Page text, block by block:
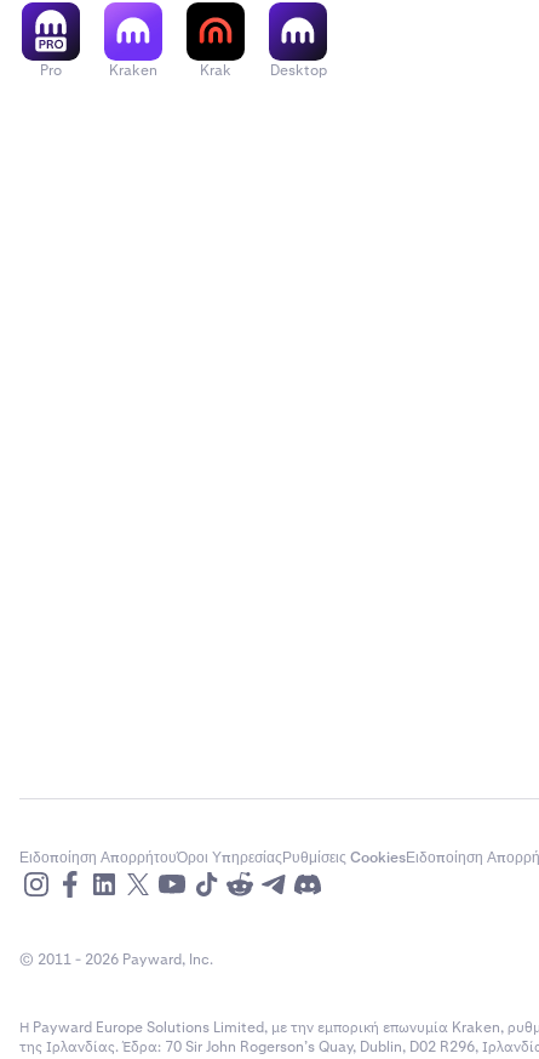
Pro Kraken Krak Desktop
Ειδοποίηση ΑπορρήτουΌροι ΥπηρεσίαςΡυθμίσεις CookiesΕιδοποίηση
© 2011 - 2026 Payward, Inc.
Η Payward Europe Solutions Limited, με την εμπορική επωνυμία Kraken,
της Ιρλανδίας. Έδρα: 70 Sir John Rogerson’s Quay, Dublin, D02 R296,